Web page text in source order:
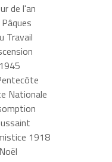
de l'an
Travail
Nationale
1918